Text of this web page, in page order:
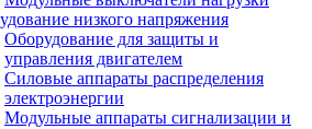
низкого напряжения
Оборудование для защиты и
управления двигателем
Силовые аппараты распределения
электроэнергии
Модульные аппараты сигнализации и